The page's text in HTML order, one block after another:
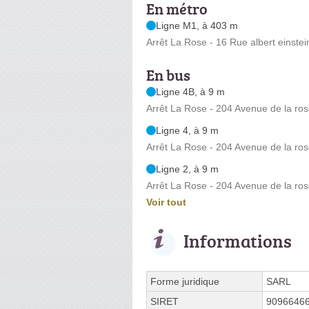
En métro
Ligne M1, à 403 m
Arrêt La Rose - 16 Rue albert
En bus
Ligne 4B, à 9 m
Arrêt La Rose - 204 Avenue de la
Ligne 4, à 9 m
Arrêt La Rose - 204 Avenue de la
Ligne 2, à 9 m
Arrêt La Rose - 204 Avenue de la
Voir tout
Informations
Forme juridique
SARL
SIRET